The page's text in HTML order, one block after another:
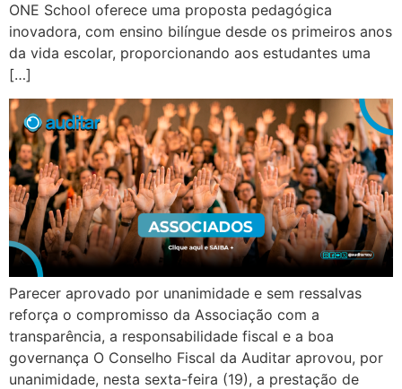
ONE School oferece uma proposta pedagógica
inovadora, com ensino bilíngue desde os primeiros anos
da vida escolar, proporcionando aos estudantes uma
[…]
Parecer aprovado por unanimidade e sem ressalvas
reforça o compromisso da Associação com a
transparência, a responsabilidade fiscal e a boa
governança O Conselho Fiscal da Auditar aprovou, por
unanimidade, nesta sexta-feira (19), a prestação de